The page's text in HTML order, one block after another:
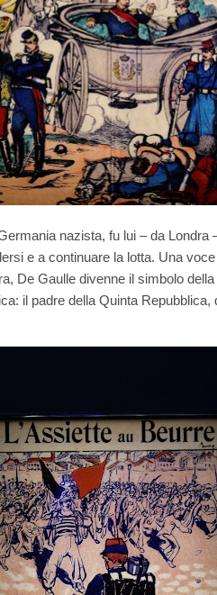
nazista, fu lui – da
e a continuare la lotta. Una
De Gaulle divenne il simbolo
il padre della Quinta